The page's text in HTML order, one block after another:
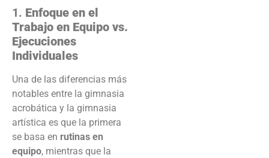
1. Enfoque en el
Trabajo en Equipo vs.
Ejecuciones
Individuales
Una de las diferencias más
notables entre la gimnasia
acrobática y la gimnasia
artística es que la primera
se basa en rutinas en
equipo, mientras que la